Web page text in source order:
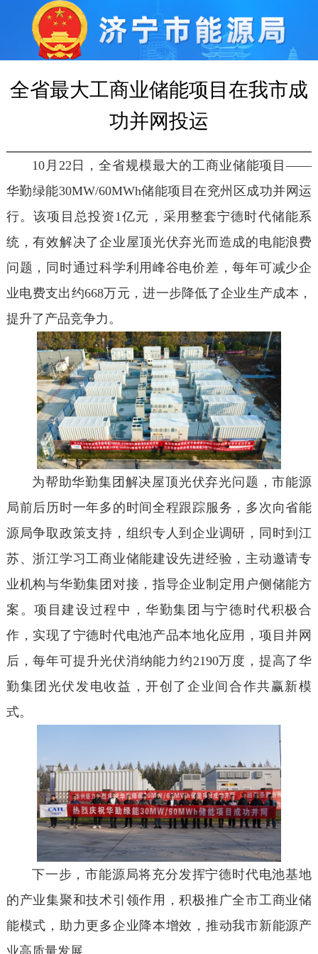
全省最大工商业储能项目在我市成
功并网投运
10月22日，全省规模最大的工商业储能项目——
华勤绿能30MW/60MWh储能项目在兖州区成功并网运
行。该项目总投资1亿元，采用整套宁德时代储能系
统，有效解决了企业屋顶光伏弃光而造成的电能浪费
问题，同时通过科学利用峰谷电价差，每年可减少企
业电费支出约668万元，进一步降低了企业生产成本，
提升了产品竞争力。
为帮助华勤集团解决屋顶光伏弃光问题，市能源
局前后历时一年多的时间全程跟踪服务，多次向省能
源局争取政策支持，组织专人到企业调研，同时到江
苏、浙江学习工商业储能建设先进经验，主动邀请专
业机构与华勤集团对接，指导企业制定用户侧储能方
案。项目建设过程中，华勤集团与宁德时代积极合
作，实现了宁德时代电池产品本地化应用，项目并网
后，每年可提升光伏消纳能力约2190万度，提高了华
勤集团光伏发电收益，开创了企业间合作共赢新模
式。
下一步，市能源局将充分发挥宁德时代电池基地
的产业集聚和技术引领作用，积极推广全市工商业储
能模式，助力更多企业降本增效，推动我市新能源产